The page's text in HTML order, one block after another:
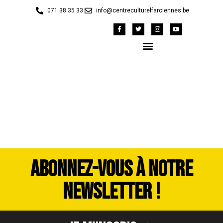
071 38 35 33 info@centreculturelfarciennes.be
ABONNEZ-VOUS À NOTRE
NEWSLETTER !